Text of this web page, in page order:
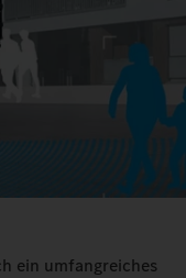
ein umfangreiches